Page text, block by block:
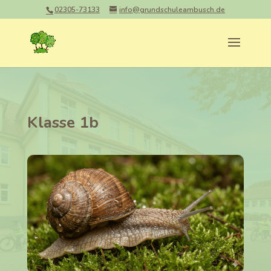
02305-73133 info@grundschuleambusch.de
Klasse 1b